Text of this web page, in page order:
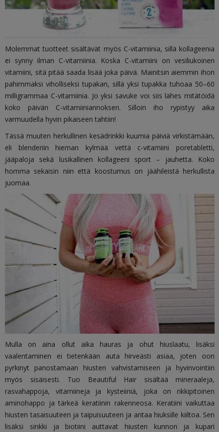
Molemmat tuotteet sisältävät myös C-vitamiinia, sillä kollageenia
ei synny ilman C-vitamiinia. Koska C-vitamiini on vesiliukoinen
vitamiini, sitä pitää saada lisää joka päivä. Mainitsin aiemmin ihon
pahimmaksi viholliseksi tupakan, sillä yksi tupakka tuhoaa 50–60
milligrammaa C-vitamiinia. Jo yksi savuke voi siis lähes mitätöidä
koko päivän C-vitamiiniannoksen. Silloin iho rypistyy aika
varmuudella hyvin pikaiseen tahtiin!
Tässä muuten herkullinen kesädrinkki kuumia päiviä virkistämään,
eli blenderiin hieman kylmää vettä c-vitamiini poretabletti,
jääpaloja sekä lusikallinen kollageeni sport – jauhetta. Koko
homma sekaisin niin että koostumus on jäähileistä herkullista
juomaa.
Mulla on aina ollut aika hauras ja ohut hiuslaatu, lisäksi
vaalentaminen ei tietenkään auta hirveästi asiaa, joten oon
pyrkinyt panostamaan hiusten vahvistamiseen ja hyvinvointiin
myös sisäisesti. Tuo Beautiful Hair sisältää mineraaleja,
rasvahappoja, vitamiineja ja kysteiiniä, joka on rikkipitoinen
aminohappo ja tärkeä keratiinin rakenneosa. Keratiini vaikuttaa
hiusten tasaisuuteen ja taipuisuuteen ja antaa hiuksille kiiltoa. Sen
lisäksi sinkki ja biotiini auttavat hiusten kunnon ja kupari